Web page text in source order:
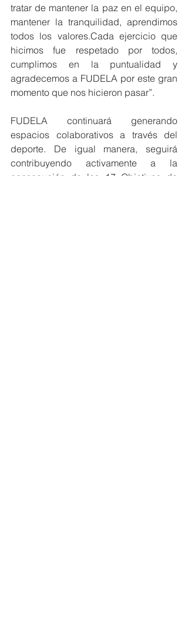
tratar de mantener la paz en el equipo,
mantener la tranquilidad, aprendimos
todos los valores.Cada ejercicio que
hicimos fue respetado por todos,
cumplimos en la puntualidad y
agradecemos a FUDELA por este gran
momento que nos hicieron pasar”.
FUDELA continuará generando
espacios colaborativos a través del
deporte. De igual manera, seguirá
contribuyendo activamente a la
consecución de los 17 Objetivos de